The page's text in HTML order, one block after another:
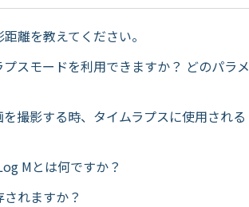
離を教えてください。
スモードを利用できますか？ どのパラメ
撮影する時、タイムラプスに使用される
Mとは何ですか？
れますか？